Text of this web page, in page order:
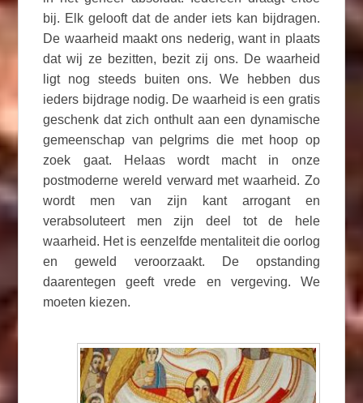
bij. Elk gelooft dat de ander iets kan bijdragen.
De waarheid maakt ons nederig, want in plaats
dat wij ze bezitten, bezit zij ons. De waarheid
ligt nog steeds buiten ons. We hebben dus
ieders bijdrage nodig. De waarheid is een gratis
geschenk dat zich onthult aan een dynamische
gemeenschap van pelgrims die met hoop op
zoek gaat. Helaas wordt macht in onze
postmoderne wereld verward met waarheid. Zo
wordt men van zijn kant arrogant en
verabsoluteert men zijn deel tot de hele
waarheid. Het is eenzelfde mentaliteit die oorlog
en geweld veroorzaakt. De opstanding
daarentegen geeft vrede en vergeving. We
moeten kiezen.